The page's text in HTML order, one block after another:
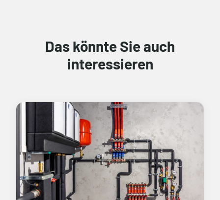
Das könnte Sie auch
interessieren